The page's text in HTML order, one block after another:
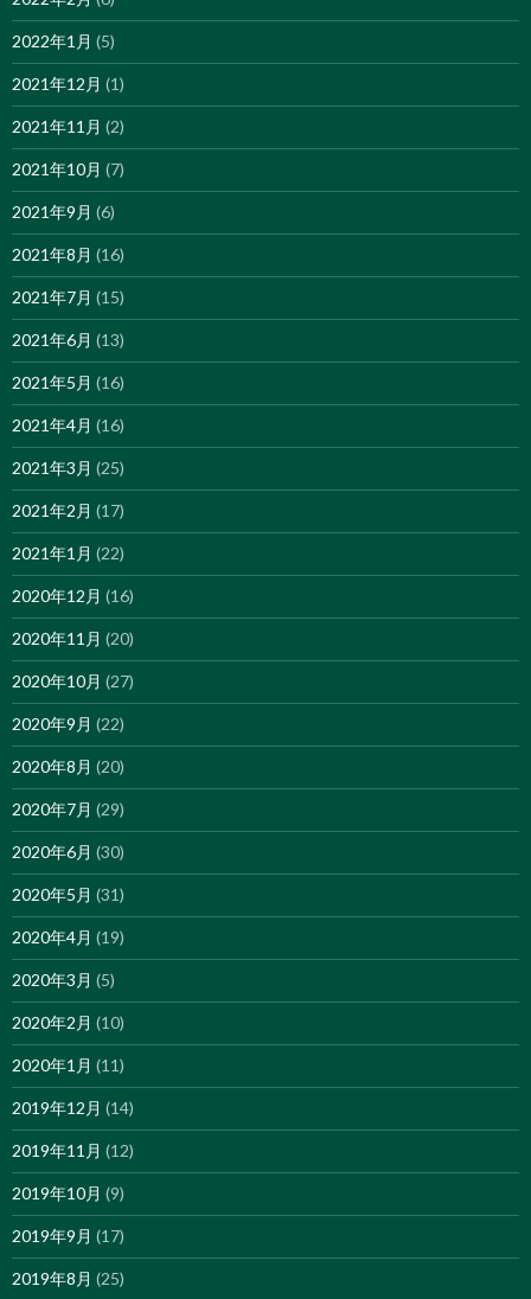
2022年1月 (5)
2021年12月 (1)
2021年11月 (2)
2021年10月 (7)
2021年9月 (6)
2021年8月 (16)
2021年7月 (15)
2021年6月 (13)
2021年5月 (16)
2021年4月 (16)
2021年3月 (25)
2021年2月 (17)
2021年1月 (22)
2020年12月 (16)
2020年11月 (20)
2020年10月 (27)
2020年9月 (22)
2020年8月 (20)
2020年7月 (29)
2020年6月 (30)
2020年5月 (31)
2020年4月 (19)
2020年3月 (5)
2020年2月 (10)
2020年1月 (11)
2019年12月 (14)
2019年11月 (12)
2019年10月 (9)
2019年9月 (17)
2019年8月 (25)